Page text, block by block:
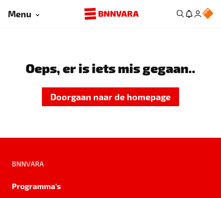
Menu
Oeps, er is iets mis gegaan..
Doorgaan naar de homepage
BNNVARA
Programma's